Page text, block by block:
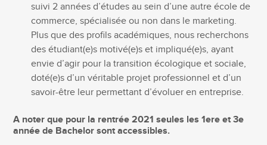
suivi 2 années d’études au sein d’une autre école de
commerce, spécialisée ou non dans le marketing.
Plus que des profils académiques, nous recherchons
des étudiant(e)s motivé(e)s et impliqué(e)s, ayant
envie d’agir pour la transition écologique et sociale,
doté(e)s d’un véritable projet professionnel et d’un
savoir-être leur permettant d’évoluer en entreprise.
A noter que pour la rentrée 2021 seules les 1ere et 3e
année de Bachelor sont accessibles.